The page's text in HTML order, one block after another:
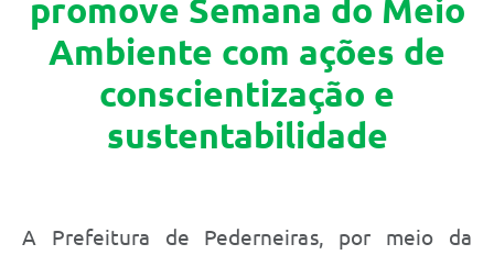
promove Semana do Meio
Ambiente com ações de
conscientização e
sustentabilidade
A Prefeitura de Pederneiras, por meio da